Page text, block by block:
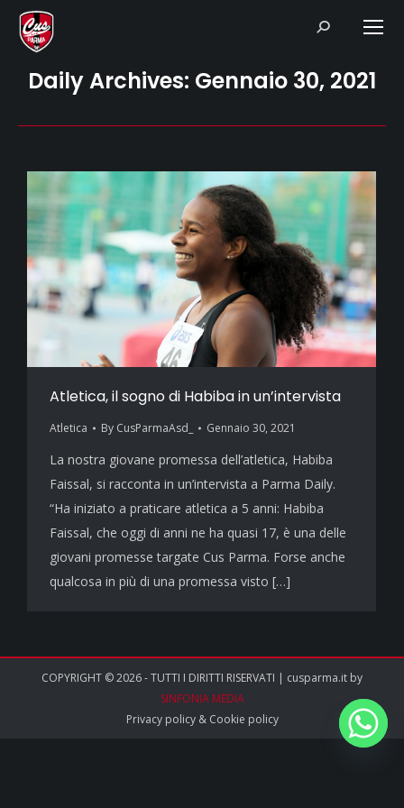
Search:
Daily Archives: Gennaio 30, 2021
Atletica, il sogno di Habiba in un’intervista
Atletica By CusParmaAsd_ Gennaio 30, 2021
La nostra giovane promessa dell’atletica, Habiba
Faissal, si racconta in un’intervista a Parma Daily.
“Ha iniziato a praticare atletica a 5 anni: Habiba
Faissal, che oggi di anni ne ha quasi 17, è una delle
giovani promesse targate Cus Parma. Forse anche
qualcosa in più di una promessa visto […]
COPYRIGHT © 2026 - TUTTI I DIRITTI RISERVATI | cusparma.it by
SINFONIA MEDIA
Privacy policy& Cookie policy